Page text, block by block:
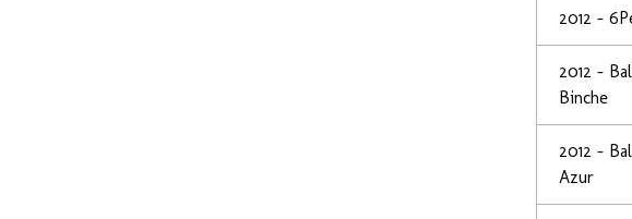
2012 -
2012 -
Binche
2012 -
Azur